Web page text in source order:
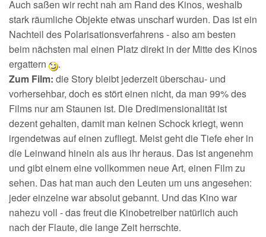
Auch saßen wir recht nah am Rand des Kinos, weshalb
stark räumliche Objekte etwas unscharf wurden. Das ist ein
Nachteil des Polarisationsverfahrens - also am besten
beim nächsten mal einen Platz direkt in der Mitte des Kinos
ergattern
.
Zum Film: die Story bleibt jederzeit überschau- und
vorhersehbar, doch es stört einen nicht, da man 99% des
Films nur am Staunen ist. Die Dredimensionalität ist
dezent gehalten, damit man keinen Schock kriegt, wenn
irgendetwas auf einen zufliegt. Meist geht die Tiefe eher in
die Leinwand hinein als aus ihr heraus. Das ist angenehm
und gibt einem eine vollkommen neue Art, einen Film zu
sehen. Das hat man auch den Leuten um uns angesehen:
jeder einzelne war absolut gebannt. Und das Kino war
nahezu voll - das freut die Kinobetreiber natürlich auch
nach der Flaute, die lange Zeit herrschte.